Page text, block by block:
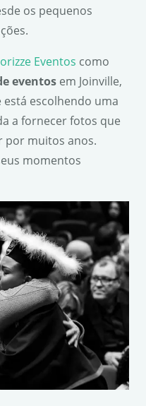
os pequenos
Eventos como
eventos em Joinville,
escolhendo uma
a fornecer fotos que
por muitos anos.
momentos